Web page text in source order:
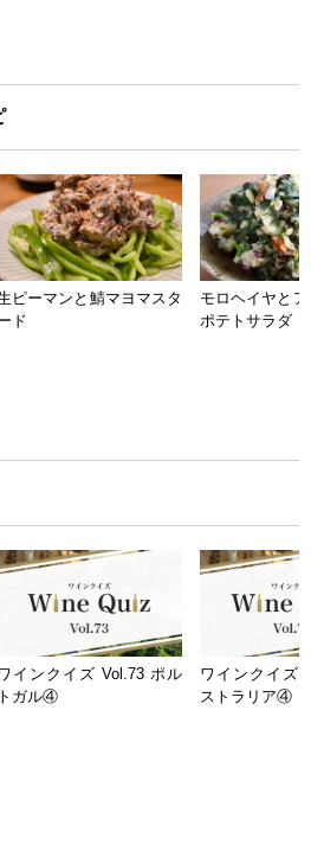
ピーマンと鯖マヨマスタ
ド
モロヘイヤと
ポテトサラダ
インクイズ Vol.73 ポル
トガル④
ワインクイズ
ストラリア④